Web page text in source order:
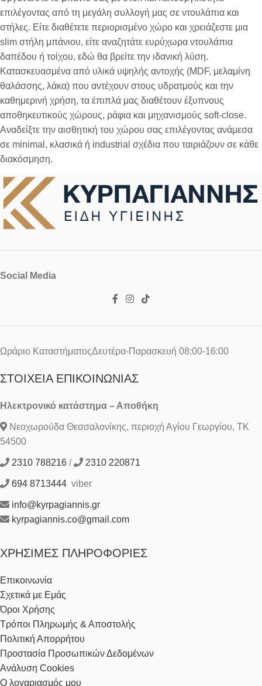
επιλέγοντας από τη μεγάλη συλλογή μας σε ντουλάπια και
στήλες. Είτε διαθέτετε περιορισμένο χώρο και χρειάζεστε μια
slim στήλη μπάνιου, είτε αναζητάτε ευρύχωρα ντουλάπια
δαπέδου ή τοίχου, εδώ θα βρείτε την ιδανική λύση.
Κατασκευασμένα από υλικά υψηλής αντοχής (MDF, μελαμίνη
θαλάσσης, λάκα) που αντέχουν στους υδρατμούς και την
καθημερινή χρήση, τα έπιπλά μας διαθέτουν έξυπνους
αποθηκευτικούς χώρους, ράφια και μηχανισμούς soft-close.
Αναδείξτε την αισθητική του χώρου σας επιλέγοντας ανάμεσα
σε minimal, κλασικά ή industrial σχέδια που ταιριάζουν σε κάθε
διακόσμηση.
Social Media
Ωράριο ΚαταστήματοςΔευτέρα-Παρασκευή 08:00-16:00
ΣΤΟΙΧΕΊΑ ΕΠΙΚΟΙΝΩΝΊΑΣ
Ηλεκτρονικό κατάστημα – Αποθήκη
Νεοχωρούδα Θεσσαλονίκης, περιοχή Αγίου Γεωργίου, ΤΚ
54500
2310 788216 / 2310 220871
694 8713444 viber
info@kyrpagiannis.gr
kyrpagiannis.co@gmail.com
ΧΡΉΣΙΜΕΣ ΠΛΗΡΟΦΟΡΊΕΣ
Επικοινωνία
Σχετικά με Εμάς
Όροι Χρήσης
Τρόποι Πληρωμής & Αποστολής
Πολιτική Απορρήτου
Προστασία Προσωπικών Δεδομένων
Ανάλυση Cookies
Ο λογαριασμός μου